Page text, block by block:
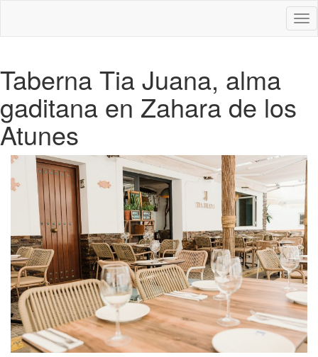
Taberna Tia Juana, alma
gaditana en Zahara de los
Atunes